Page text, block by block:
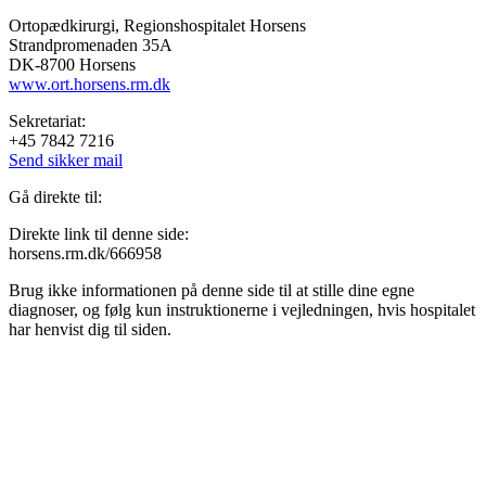
Ortopædkirurgi, Regionshospitalet Horsens
Strandpromenaden 35A
DK-8700 Horsens
www.ort.horsens.rm.dk
Sekretariat:
+45 7842 7216
Send sikker mail
Gå direkte til:
Direkte link til denne side:
horsens.rm.dk/666958
Brug ikke informationen på denne side til at stille dine egne
diagnoser, og følg kun instruktionerne i vejledningen, hvis hospitalet
har henvist dig til siden.